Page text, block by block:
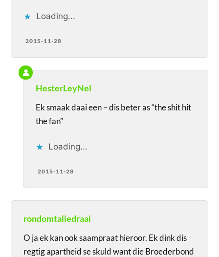
Loading...
2015-11-28
HesterLeyNel
Ek smaak daai een – dis beter as “the shit hit
the fan”
Loading...
2015-11-28
rondomtaliedraai
O ja ek kan ook saampraat hieroor. Ek dink dis
regtig apartheid se skuld want die Broederbond